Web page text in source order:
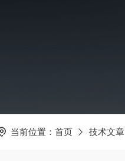
当前位置： 首页 技术文章